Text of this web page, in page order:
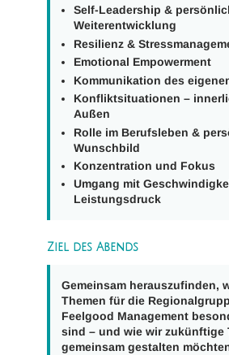
Self-Leadership &
Weiterentwicklung
Resilienz &
Emotional Empowerment
Kommunikation des
Konfliktsituationen –
Außen
Rolle im Berufsleben &
Wunschbild
Konzentration und Fokus
Umgang mit
Leistungsdruck
Ziel des Abends
Gemeinsam herauszufinden,
Themen für die
Feelgood Management
sind – und wie wir zukünftige
gemeinsam gestalten